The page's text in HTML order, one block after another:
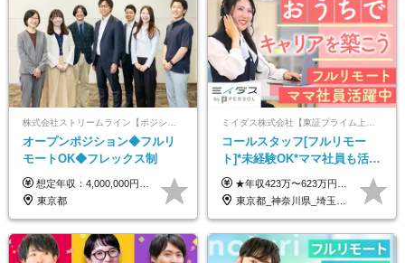
オープンポジション◆フルリ
モートOK◆フレックス制
想定年収：4,000,000円 ～ 8,000,000円 月給：288,000円 ～ 570,000円 ※ご経験・能力に応じて決定いたします。 ※上記額にはみなし残業代を含みます。 ※超過分は全額支給いたします。 ※みなし残業代 45,000円 ～ 89,050円／月 ※みなし残業時間 20時間／月 ※試用期間：3ヶ月（試用期間中の待遇に差異はありません） 【固定残業代について】 固定残業20時間分（45,000円～89,050円）を含む ※超過分は別途全額支給
東京都
コールスタッフ[フルリモー
ト]*未経験OK*ママ社員も活躍
中*ブランクOK*全国どこでも
働ける
★年収423万〜623万円のモデルあり（想定時間外手当10時間分含む） ★半年に一度ドカンと支給のボーナスあり（半年に1度最大150万円） 月給25万円〜＋各種手当＋インセンティブ ＊リモートワーク手当（4000円/月） ＊リモートワーク一時金（1万5000円） ＊残業手当全額支給 ※経験・スキルにより月給を決定します ※試用期間：2ヵ月あり。期間中の雇用形態・給与・待遇に変更はありません 《頑張りはインセンティブとして還元！》 当社は5段階の評価制度を導入。 半期に1回の評価で最高ランク（5点）を獲得したメンバーには、 150万円のインセンティブを支給！ これが半年に一度のインセンティブとして支給されるため、 成果を出した分だけまとまった収入を得られる仕組みです。 【固定残業代について】 なし（残業代は、実際の労働時間に応じて別途全額支給）
東京都_神奈川県_埼玉県_千葉県_大阪府_愛知県_北海道_青森県_岩手県_宮城県_秋田県_山形県_福島県_茨城県_栃木県_群馬県_新潟県_山梨県_長野県_富山県_石川県_福井県_静岡県_岐阜県_三重県_兵庫県_京都府_滋賀県_奈良県_和歌山県_広島県_岡山県_鳥取県_島根県_山口県_徳島県_香川県_愛媛県_高知県_福岡県_熊本県_佐賀県_長崎県_大分県_宮崎県_鹿児島県_沖縄県